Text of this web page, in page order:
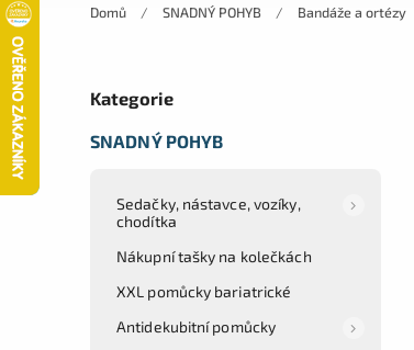
Domů / SNADNÝ POHYB / Bandáže a ortézy
Kategorie
SNADNÝ POHYB
Sedačky, nástavce, vozíky,
chodítka
Nákupní tašky na kolečkách
XXL pomůcky bariatrické
Antidekubitní pomůcky